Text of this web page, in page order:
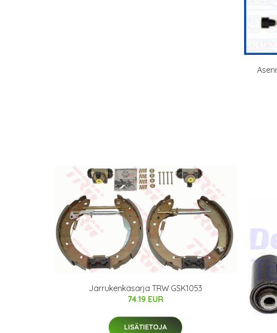
Jarrukenkäsarja TRW GSK1053
74.19 EUR
LISÄTIETOJA